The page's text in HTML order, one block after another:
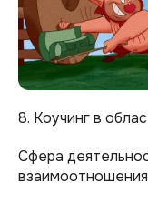
8. Коучинг в
Сфера